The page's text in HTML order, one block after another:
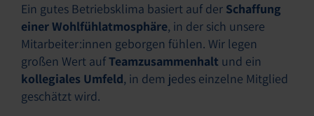
Ein gutes Betriebsklima basiert auf der Schaffung
einer Wohlfühlatmosphäre, in der sich unsere
Mitarbeiter:innen geborgen fühlen. Wir legen
großen Wert aufTeamzusammenhalt und ein
kollegiales Umfeld, in dem jedes einzelne Mitglied
geschätzt wird.